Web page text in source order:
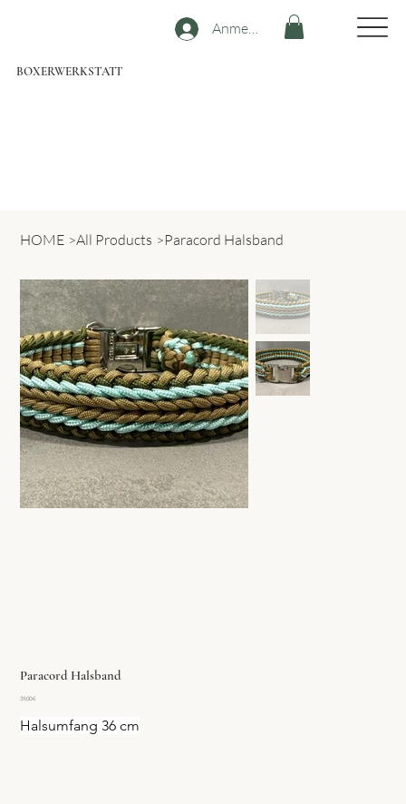
BOXERWERKSTATT
Anmelden
HOME >All Products >Paracord Halsband
Paracord Halsband
Preis
39,00 €
Halsumfang 36 cm